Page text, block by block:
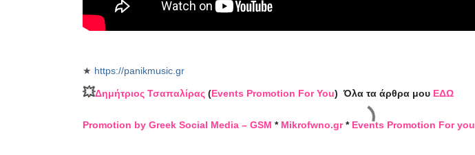
★ https://panikmusic.gr
💥Δημήτριος Τσαπαλίρας(Events Promotion For You) Όλα τα άρθρα μου ΕΔΩ
Promotion by Greek Social Media – GSM * Mikrofwno.gr* Events Promotion For you